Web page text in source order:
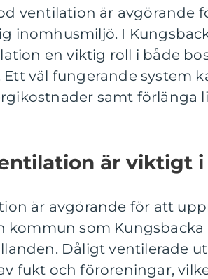
ventilation är avgörande
inomhusmiljö. I
en viktig roll i både
Ett väl fungerande system
samt förlänga
är viktigt i
är avgörande för att
kommun som
Dåligt ventilerade
fukt och föroreningar,